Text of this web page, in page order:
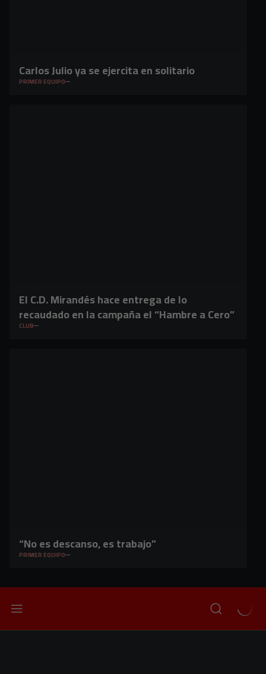
Carlos Julio ya se ejercita en solitario
PRIMER EQUIPO
El C.D. Mirandés hace entrega de lo
recaudado en la campaña el “Hambre a Cero”
CLUB
“No es descanso, es trabajo”
PRIMER EQUIPO